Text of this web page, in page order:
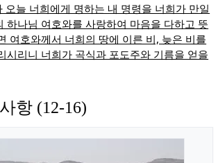
오늘 너희에게 명하는 내 명령을 너희가 만일
하나님 여호와를 사랑하여 마음을 다하고 뜻
여호와께서 너희의 땅에 이른 비, 늦은 비를
시리니 너희가 곡식과 포도주와 기름을 얻을
항 (12-16)